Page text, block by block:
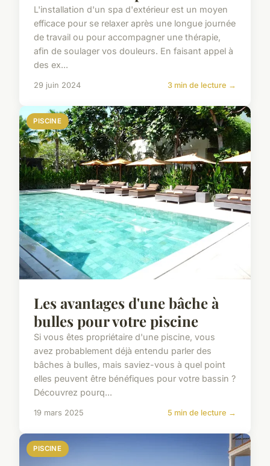
L'installation d'un spa d'extérieur est un moyen
efficace pour se relaxer après une longue journée
de travail ou pour accompagner une thérapie,
afin de soulager vos douleurs. En faisant appel à
des ex...
29 juin 2024 3 min de lecture →
PISCINE
Les avantages d'une bâche à
bulles pour votre piscine
Si vous êtes propriétaire d'une piscine, vous
avez probablement déjà entendu parler des
bâches à bulles, mais saviez-vous à quel point
elles peuvent être bénéfiques pour votre bassin ?
Découvrez pourq...
19 mars 2025 5 min de lecture →
PISCINE